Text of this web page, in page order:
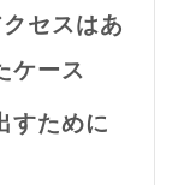
セスはあ
ケース
すために